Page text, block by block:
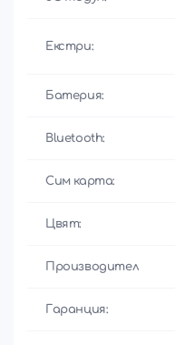
Екстри:
Батерия:
Bluetooth:
Сим карта:
Цвят:
Производител
Гаранция: